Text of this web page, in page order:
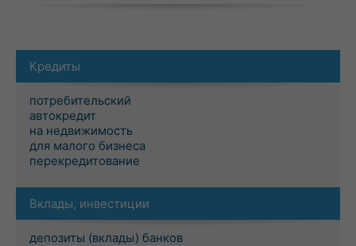
Кредиты
потребительский
автокредит
на недвижимость
для малого бизнеса
перекредитование
Вклады, инвестиции
депозиты (вклады) банков